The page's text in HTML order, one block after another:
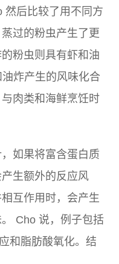
然后比较了用不同方
过的粉虫产生了更
粉虫则具有虾和油
炸产生的风味化合
肉类和海鲜烹饪时
如果将富含蛋白质
生额外的反应风
互作用时，会产生
Cho 说，例子包括
和脂肪酸氧化。结